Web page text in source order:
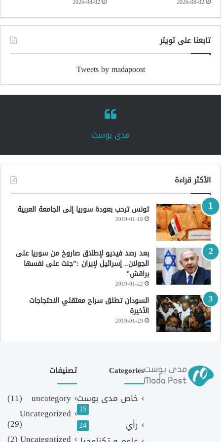
تابعنا على تويتر
Tweets by madapoost
‏مدى بوست‏
الأكثر قراءة
تونس ترحب بعودة سوريا إلى الجامعة العربية
2019-01-18
بعد رصد فيديو لإطلاق صاروخ من سوريا على
الجولان.. إسرائيل لإيران :”جنت على نفسها
براقش”
2019-01-22
السودان تطلق سراح معتقلي الاحتجاجات
الأخيرة
2019-01-29
Categories
خاص مدى بوست
15
رأي 24
تصنيفات
uncategory
(11)
Uncategorized
(29)